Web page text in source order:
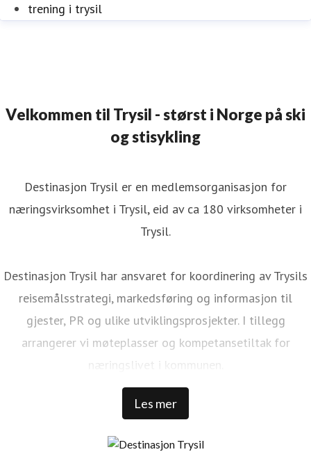
trening i trysil
Velkommen til Trysil - størst i Norge på ski
og stisykling
Les mer
Destinasjon Trysil er en medlemsorganisasjon for
næringsvirksomhet i Trysil, eid av ca 180 virksomheter i
Trysil.
Destinasjon Trysil har ansvaret for koordinering av Trysils
reisemålsstrategi, markedsføring og informasjon til
gjester, PR og ulike utviklingsprosjekter. I tillegg
arrangerer vi møteplasser og kompetansetiltak for
næringslivet i kommunen.
Trysil er Norges største ski- og stisykkeldestinasjon. Vi har